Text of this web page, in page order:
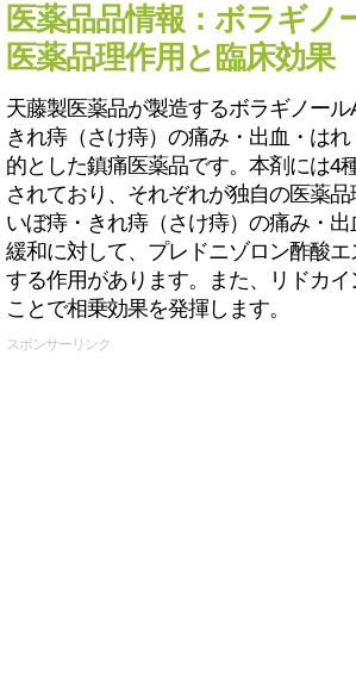
医薬品品情報：ボラギノ
医薬品理作用と臨床効果
天藤製医薬品が製造するボラギノール
きれ痔（さけ痔）の痛み・出血・はれ
的とした鎮痛医薬品です。本剤には4
されており、それぞれが独自の医薬品
いぼ痔・きれ痔（さけ痔）の痛み・
緩和に対して、プレドニゾロン酢酸
する作用があります。また、リドカ
ことで相乗効果を発揮します。
スポンサーリンク